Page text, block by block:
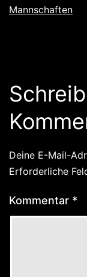
Mannschaften
Deine E-Mail-
Erforderliche
Kommentar *